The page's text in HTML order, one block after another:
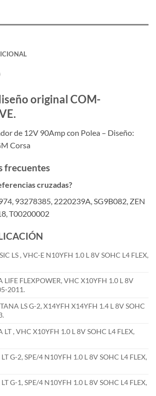
original COM-
de 12V 90Amp con Polea – Diseño:
Corsa
frecuentes
cruzadas?
93278385, 2220239A, SG9B082, ZEN
T00200002
LS , VHC-E N10YFH 1.0 L 8V SOHC L4 FLEX,
LIFE FLEXPOWER, VHC X10YFH 1.0 L 8V
2011.
LS G-2, X14YFH X14YFH 1.4 L 8V SOHC
LT , VHC X10YFH 1.0 L 8V SOHC L4 FLEX,
G-2, SPE/4 N10YFH 1.0 L 8V SOHC L4 FLEX,
G-1, SPE/4 N10YFH 1.0 L 8V SOHC L4 FLEX,